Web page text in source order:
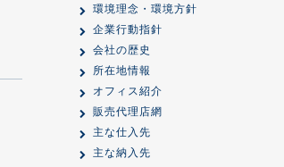
環境理念・環境方針
企業行動指針
会社の歴史
所在地情報
オフィス紹介
販売代理店網
主な仕入先
主な納入先